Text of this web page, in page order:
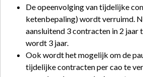
De opeenvolging van tijdelijke
ketenbepaling) wordt verruimd.
aansluitend 3 contracten in 2 jaar
wordt 3 jaar.
Ook wordt het mogelijk om de
tijdelijke contracten per cao te